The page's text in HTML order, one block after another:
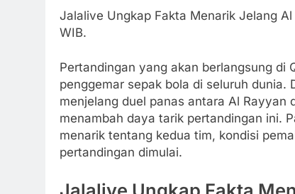
Jalalive Ungkap Fakta Menarik Jelang
WIB.
Pertandingan yang akan berlangsung di
penggemar sepak bola di seluruh dunia.
menjelang duel panas antara Al Rayyan
menambah daya tarik pertandingan ini.
menarik tentang kedua tim, kondisi
pertandingan dimulai.